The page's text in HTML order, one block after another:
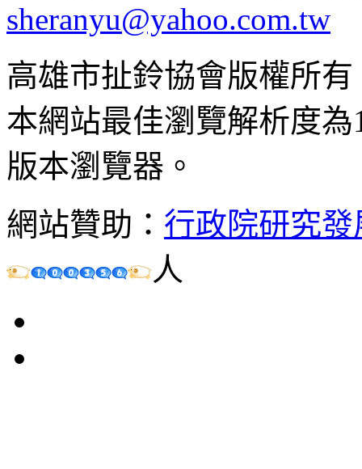
sheranyu@yahoo.com.tw
高雄市扯鈴協會版權所
本網站最佳瀏覽解析度
版本瀏覽器。
網站贊助： 行政院研究
人